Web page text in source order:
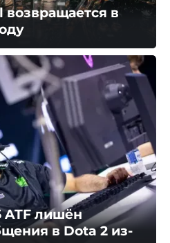
в
ATF лишён
в Dota 2 из-